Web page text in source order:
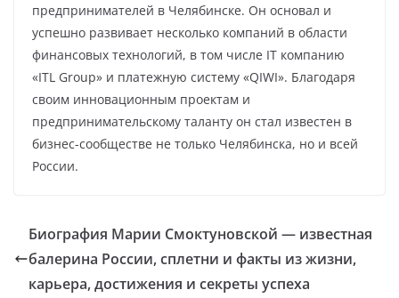
предпринимателей в Челябинске. Он основал и
успешно развивает несколько компаний в области
финансовых технологий, в том числе IT компанию
«ITL Group» и платежную систему «QIWI». Благодаря
своим инновационным проектам и
предпринимательскому таланту он стал известен в
бизнес-сообществе не только Челябинска, но и всей
России.
Биография Марии Смоктуновской — известная
балерина России, сплетни и факты из жизни,
карьера, достижения и секреты успеха